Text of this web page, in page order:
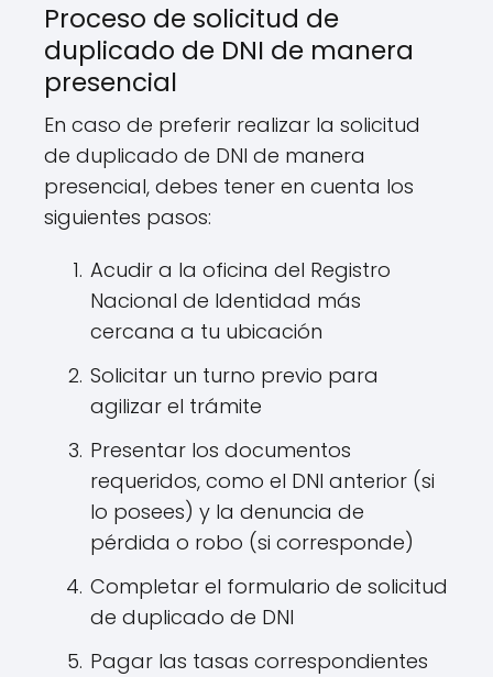
Proceso de solicitud de
duplicado de DNI de manera
presencial
En caso de preferir realizar la solicitud
de duplicado de DNI de manera
presencial, debes tener en cuenta los
siguientes pasos:
Acudir a la oficina del Registro
Nacional de Identidad más
cercana a tu ubicación
Solicitar un turno previo para
agilizar el trámite
Presentar los documentos
requeridos, como el DNI anterior (si
lo posees) y la denuncia de
pérdida o robo (si corresponde)
Completar el formulario de solicitud
de duplicado de DNI
Pagar las tasas correspondientes